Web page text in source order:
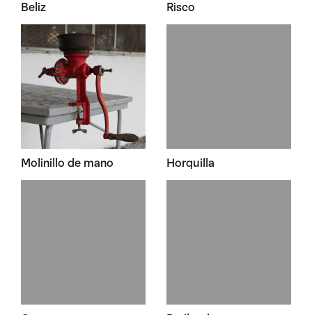
Beliz Risco
Molinillo de mano Horquilla